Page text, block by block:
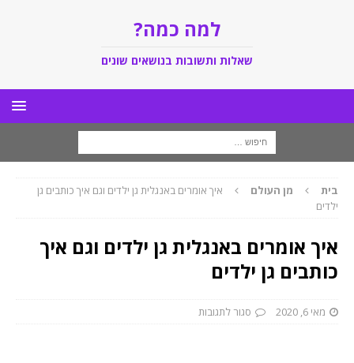
למה כמה?
שאלות ותשובות בנושאים שונים
בית מן העולם
איך אומרים באנגלית גן ילדים וגם איך כותבים גן
ילדים
איך אומרים באנגלית גן ילדים וגם איך
כותבים גן ילדים
מאי 6, 2020 סגור לתגובות